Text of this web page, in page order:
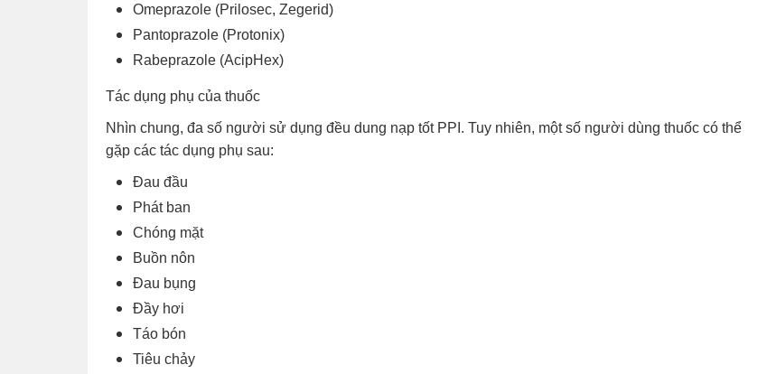
Omeprazole (Prilosec, Zegerid)
Pantoprazole (Protonix)
Rabeprazole (AcipHex)
Tác dụng phụ của thuốc
Nhìn chung, đa số người sử dụng đều dung nạp tốt PPI. Tuy nhiên, một số người dùng thuốc có thể
gặp các tác dụng phụ sau:
Đau đầu
Phát ban
Chóng mặt
Buồn nôn
Đau bụng
Đầy hơi
Táo bón
Tiêu chảy